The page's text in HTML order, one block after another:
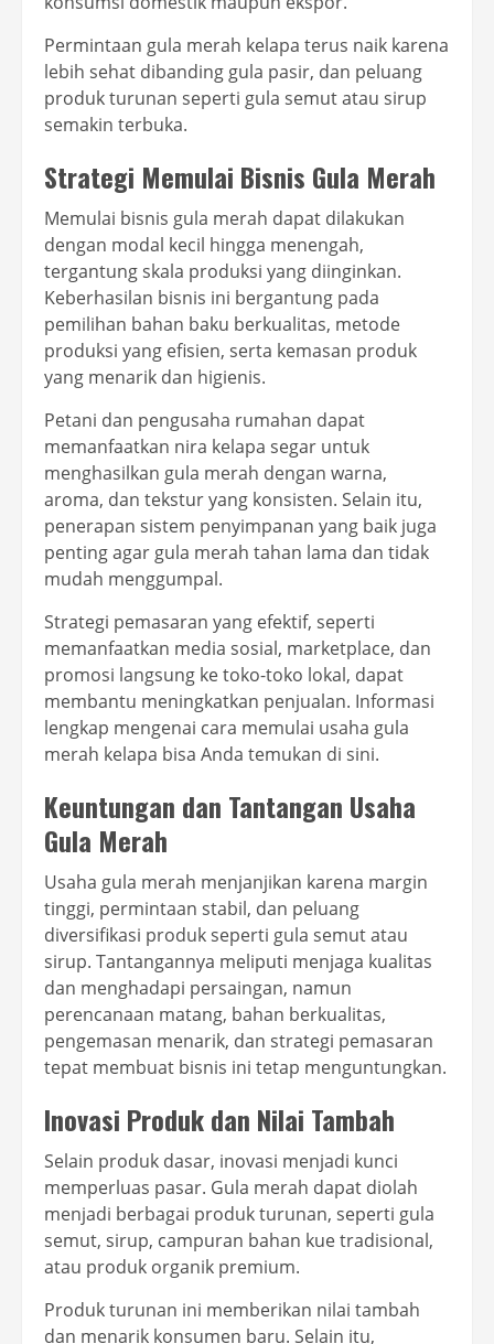
Permintaan gula merah kelapa terus naik karena
lebih sehat dibanding gula pasir, dan peluang
produk turunan seperti gula semut atau sirup
semakin terbuka.
Strategi Memulai Bisnis Gula Merah
Memulai bisnis gula merah dapat dilakukan
dengan modal kecil hingga menengah,
tergantung skala produksi yang diinginkan.
Keberhasilan bisnis ini bergantung pada
pemilihan bahan baku berkualitas, metode
produksi yang efisien, serta kemasan produk
yang menarik dan higienis.
Petani dan pengusaha rumahan dapat
memanfaatkan nira kelapa segar untuk
menghasilkan gula merah dengan warna,
aroma, dan tekstur yang konsisten. Selain itu,
penerapan sistem penyimpanan yang baik juga
penting agar gula merah tahan lama dan tidak
mudah menggumpal.
Strategi pemasaran yang efektif, seperti
memanfaatkan media sosial, marketplace, dan
promosi langsung ke toko-toko lokal, dapat
membantu meningkatkan penjualan. Informasi
lengkap mengenai cara memulai usaha gula
merah kelapa bisa Anda temukan di sini.
Keuntungan dan Tantangan Usaha
Gula Merah
Usaha gula merah menjanjikan karena margin
tinggi, permintaan stabil, dan peluang
diversifikasi produk seperti gula semut atau
sirup. Tantangannya meliputi menjaga kualitas
dan menghadapi persaingan, namun
perencanaan matang, bahan berkualitas,
pengemasan menarik, dan strategi pemasaran
tepat membuat bisnis ini tetap menguntungkan.
Inovasi Produk dan Nilai Tambah
Selain produk dasar, inovasi menjadi kunci
memperluas pasar. Gula merah dapat diolah
menjadi berbagai produk turunan, seperti gula
semut, sirup, campuran bahan kue tradisional,
atau produk organik premium.
Produk turunan ini memberikan nilai tambah
dan menarik konsumen baru. Selain itu,